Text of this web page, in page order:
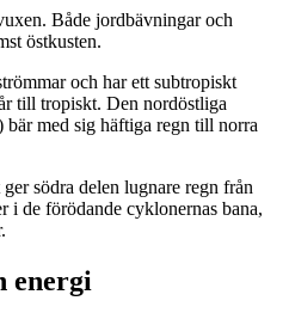
Både jordbävningar och
östkusten.
och har ett subtropiskt
till tropiskt. Den nordöstliga
med sig häftiga regn till norra
södra delen lugnare regn från
i de förödande cyklonernas bana,
energi